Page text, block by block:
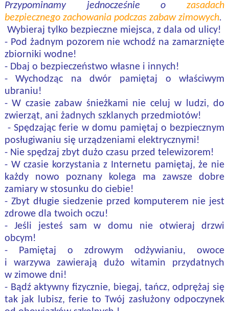
Przypominamy jednocześnieozasadach
bezpiecznego zachowania podczas zabaw zimowych.
Wybieraj tylko bezpieczne miejsca, z dala od ulicy!
- Pod żadnym pozorem nie wchodź na zamarznięte
zbiorniki wodne!
- Dbaj o bezpieczeństwo własne i innych!
- Wychodząc na dwór pamiętaj o właściwym
ubraniu!
- W czasie zabaw śnieżkami nie celuj w ludzi, do
zwierząt, ani żadnych szklanych przedmiotów!
-Spędzając ferie w domu pamiętaj o bezpiecznym
posługiwaniu się urządzeniami elektrycznymi!
- Nie spędzaj zbyt dużo czasu przed telewizorem!
- W czasie korzystania z Internetu pamiętaj, że nie
każdy nowo poznany kolega ma zawsze dobre
zamiary w stosunku do ciebie!
- Zbyt długie siedzenie przed komputerem nie jest
zdrowe dla twoich oczu!
- Jeśli jesteś sam w domu nie otwieraj drzwi
obcym!
- Pamiętaj o zdrowym odżywianiu, owoce
i warzywa zawierają dużo witamin przydatnych
w zimowe dni!
- Bądź aktywny fizycznie, biegaj, tańcz, odprężaj się
tak jak lubisz, ferie to Twój zasłużony odpoczynek